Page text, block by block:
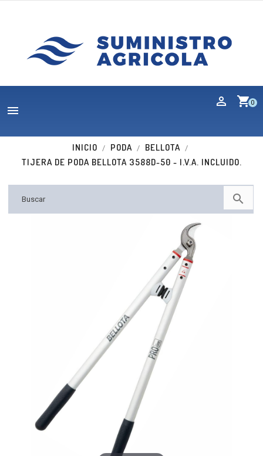
shopping_cart0

INICIO PODA
BELLOTA
TIJERA DE PODA BELLOTA 3588D-50 - I.V.A. INCLUIDO.
